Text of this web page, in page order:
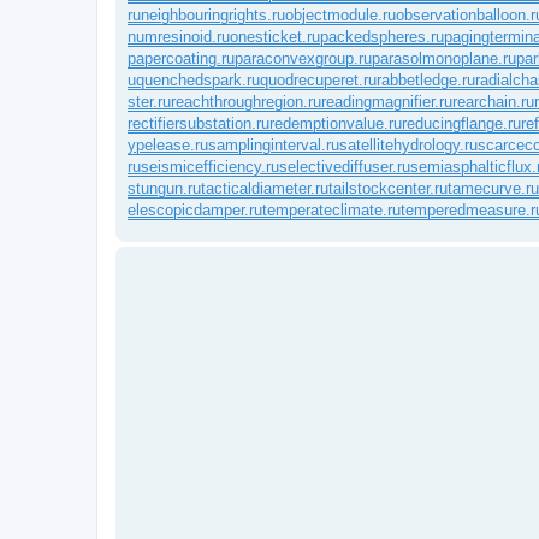
runeighbouringrights.ruobjectmodule.ru
numresinoid.ruonesticket.rupackedspheres.ru
papercoating.ruparaconvexgroup.ruparasolmonoplane.ru
uquenchedspark.ruquodrecuperet.rurabbetledge.ru
ster.rureachthroughregion.rureadingmagnifier.rurearchain.ru
rectifiersubstation.ruredemptionvalue.rureducingflange.ru
ypelease.rusamplinginterval.rusatellitehydrology.ru
ruseismicefficiency.ruselectivediffuser.ru
stungun.rutacticaldiameter.rutailstockcenter.rutamecurve.ru
elescopicdamper.rutemperateclimate.ru